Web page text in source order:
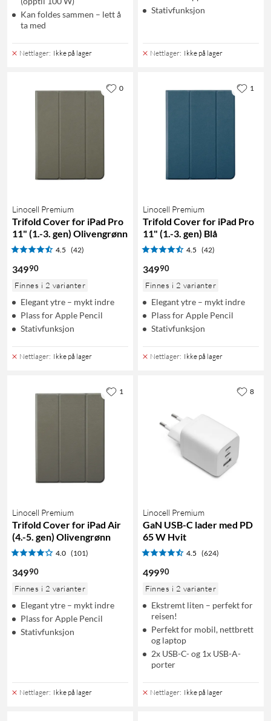
Kan foldes sammen – lett å
ta med
Nettlager: Ikke på lager
Stativfunksjon
Nettlager: Ikke på lager
Linocell Premium
Trifold Cover for iPad Pro
11" (1.-3. gen) Olivengrønn
4.5 (42)
34990
Finnes i 2 varianter
Elegant ytre – mykt indre
Plass for Apple Pencil
Stativfunksjon
Nettlager: Ikke på lager
0
Linocell Premium
Trifold Cover for iPad Pro
11" (1.-3. gen) Blå
4.5 (42)
34990
Finnes i 2 varianter
Elegant ytre – mykt indre
Plass for Apple Pencil
Stativfunksjon
Nettlager: Ikke på lager
1
Linocell Premium
Trifold Cover for iPad Air
(4.-5. gen) Olivengrønn
4.0 (101)
34990
Finnes i 2 varianter
Elegant ytre – mykt indre
Plass for Apple Pencil
Stativfunksjon
Nettlager: Ikke på lager
1
Linocell Premium
GaN USB-C lader med PD
65 W Hvit
4.5 (624)
49990
Finnes i 2 varianter
Ekstremt liten – perfekt for
reisen!
Perfekt for mobil, nettbrett
og laptop
2x USB-C- og 1x USB-A-
porter
Nettlager: Ikke på lager
8